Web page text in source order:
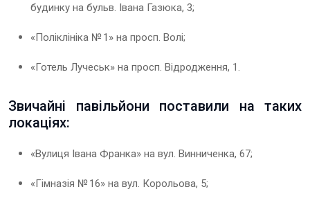
будинку на бульв. Івана Газюка, 3;
«Поліклініка № 1» на просп. Волі;
«Готель Лучеськ» на просп. Відродження, 1.
Звичайні павільйони поставили на таких
локаціях:
«Вулиця Івана Франка» на вул. Винниченка, 67;
«Гімназія № 16» на вул. Корольова, 5;